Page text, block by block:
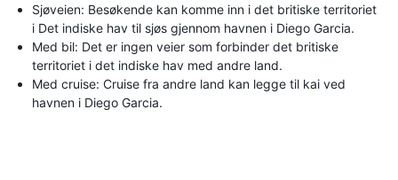
Sjøveien: Besøkende kan komme inn i det britiske territoriet
i Det indiske hav til sjøs gjennom havnen i Diego Garcia.
Med bil: Det er ingen veier som forbinder det britiske
territoriet i det indiske hav med andre land.
Med cruise: Cruise fra andre land kan legge til kai ved
havnen i Diego Garcia.